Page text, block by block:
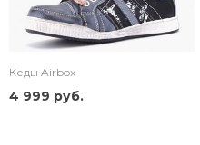
Кеды Airbox
4 999 руб.